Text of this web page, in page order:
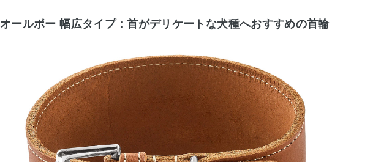
オールボー 幅広タイプ：首がデリケートな犬種へおすすめの首輪